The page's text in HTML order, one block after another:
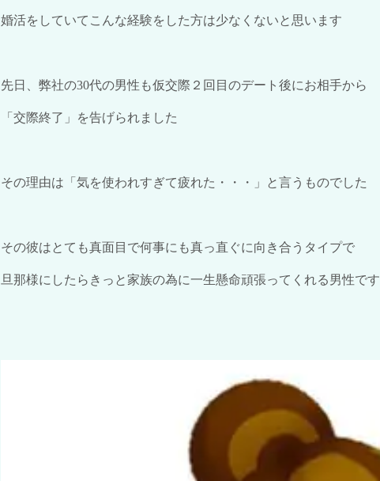
婚活をしていてこんな経験をした方は少なくないと思います
先日、弊社の30代の男性も仮交際２回目のデート後にお相手から
「交際終了」を告げられました
その理由は「気を使われすぎて疲れた・・・」と言うものでした
その彼はとても真面目で何事にも真っ直ぐに向き合うタイプで
旦那様にしたらきっと家族の為に一生懸命頑張ってくれる男性です